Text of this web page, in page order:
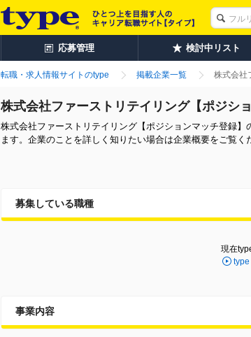
応募管理 検討中リスト
転職・求人情報サイトのtype 掲載企業一覧 株式会社
株式会社ファーストリテイリング【ポジシ
株式会社ファーストリテイリング【ポジションマッチ登録
ます。企業のことを詳しく知りたい場合は企業概要をご覧く
募集している職種
現在
type
事業内容